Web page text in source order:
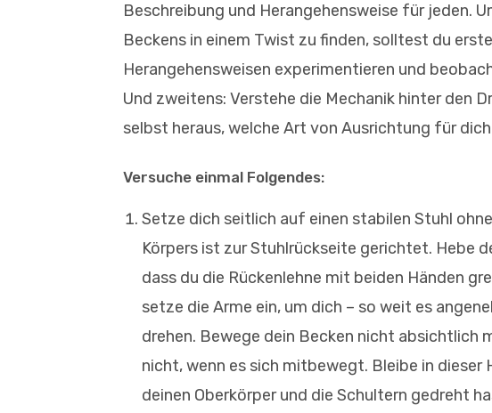
Beschreibung und Herangehensweise für jeden.
Beckens in einem Twist zu finden, solltest du
Herangehensweisen experimentieren und
Und zweitens: Verstehe die Mechanik hinter den
selbst heraus, welche Art von Ausrichtung für
Versuche einmal Folgendes:
Setze dich seitlich auf einen stabilen Stuhl
Körpers ist zur Stuhlrückseite gerichtet. Hebe
dass du die Rückenlehne mit beiden Händen
setze die Arme ein, um dich – so weit es
drehen. Bewege dein Becken nicht absichtlich
nicht, wenn es sich mitbewegt. Bleibe in dieser
deinen Oberkörper und die Schultern gedreht